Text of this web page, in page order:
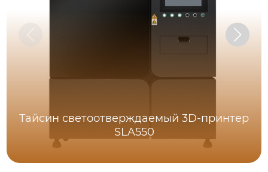
Тайсин светоотверждаемый 3D-принтер
SLA550